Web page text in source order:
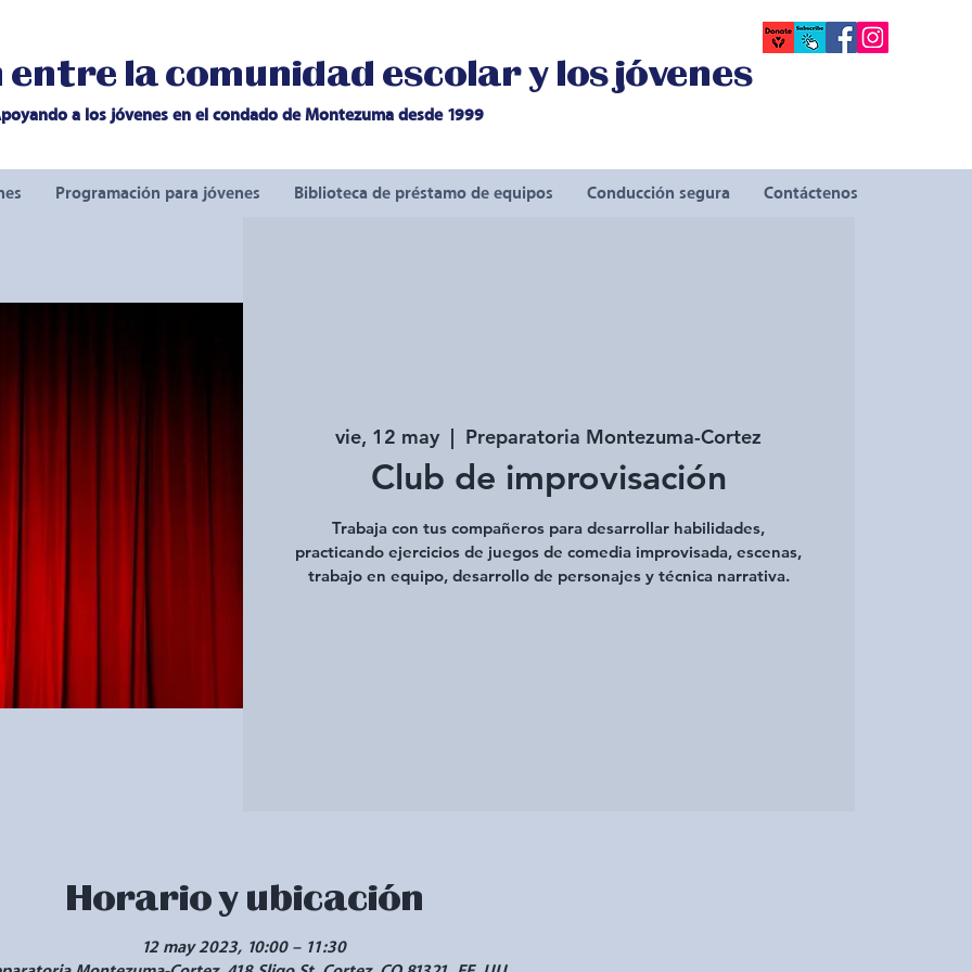
la comunidad escolar y los jóvenes
a los jóvenes en el condado de Montezuma desde 1999
Programación para jóvenes Biblioteca de préstamo de equipos Conducción segura Contáctenos
vie, 12 may
  |
Preparatoria Montezuma-Cortez
Club de improvisación
Trabaja con tus compañeros para desarrollar habilidades,
practicando ejercicios de juegos de comedia improvisada, escenas,
trabajo en equipo, desarrollo de personajes y técnica narrativa.
Horario y ubicación
12 may 2023, 10:00 – 11:30